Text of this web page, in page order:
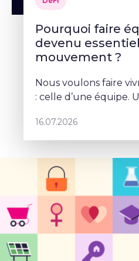
Pourquoi faire
devenu
mouvement ?
Nous voulons faire
: celle d’une équipe.
projet commun –
16.07.2026